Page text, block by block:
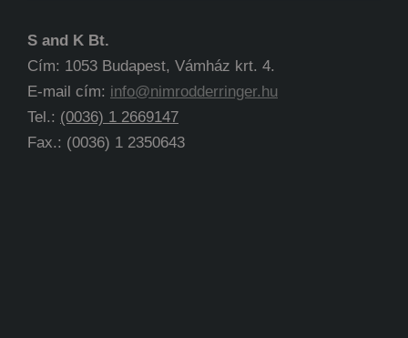
S and K Bt.
Cím: 1053 Budapest, Vámház krt. 4.
E-mail cím: info@nimrodderringer.hu
Tel.: (0036) 1 2669147
Fax.: (0036) 1 2350643